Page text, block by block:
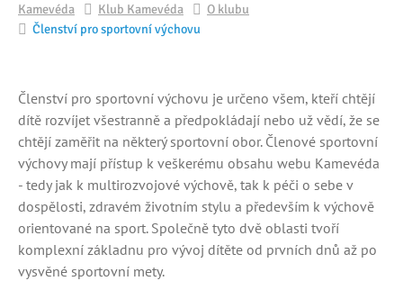
Kamevéda Klub Kamevéda
O klubu
Členství pro sportovní výchovu
Členství pro sportovní výchovu je určeno všem, kteří chtějí
dítě rozvíjet všestranně a předpokládají nebo už vědí, že se
chtějí zaměřit na některý sportovní obor. Členové sportovní
výchovy mají přístup k veškerému obsahu webu Kamevéda
- tedy jak k multirozvojové výchově, tak k péči o sebe v
dospělosti, zdravém životním stylu a především k výchově
orientované na sport. Společně tyto dvě oblasti tvoří
komplexní základnu pro vývoj dítěte od prvních dnů až po
vysvěné sportovní mety.